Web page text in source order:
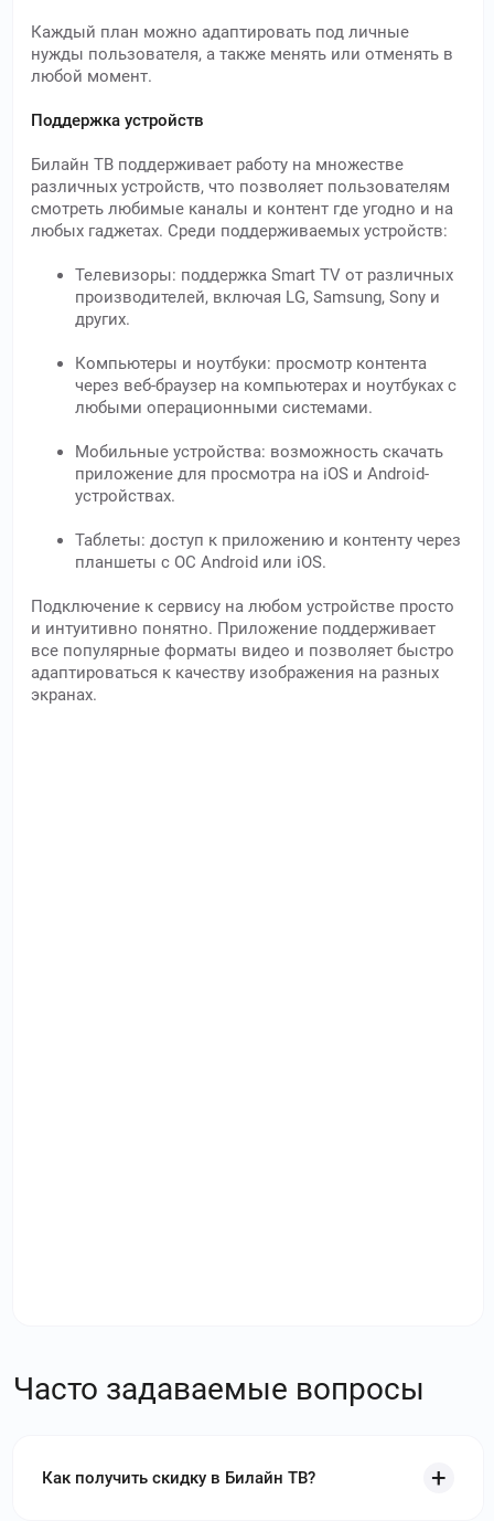
Каждый план можно адаптировать под личные
нужды пользователя, а также менять или отменять в
любой момент.
Поддержка устройств
Билайн ТВ поддерживает работу на множестве
различных устройств, что позволяет пользователям
смотреть любимые каналы и контент где угодно и на
любых гаджетах. Среди поддерживаемых устройств:
Телевизоры: поддержка Smart TV от различных
производителей, включая LG, Samsung, Sony и
других.
Компьютеры и ноутбуки: просмотр контента
через веб-браузер на компьютерах и ноутбуках с
любыми операционными системами.
Мобильные устройства: возможность скачать
приложение для просмотра на iOS и Android-
устройствах.
Таблеты: доступ к приложению и контенту через
планшеты с ОС Android или iOS.
Подключение к сервису на любом устройстве просто
и интуитивно понятно. Приложение поддерживает
все популярные форматы видео и позволяет быстро
адаптироваться к качеству изображения на разных
экранах.
Часто задаваемые вопросы
Как получить скидку в Билайн ТВ?